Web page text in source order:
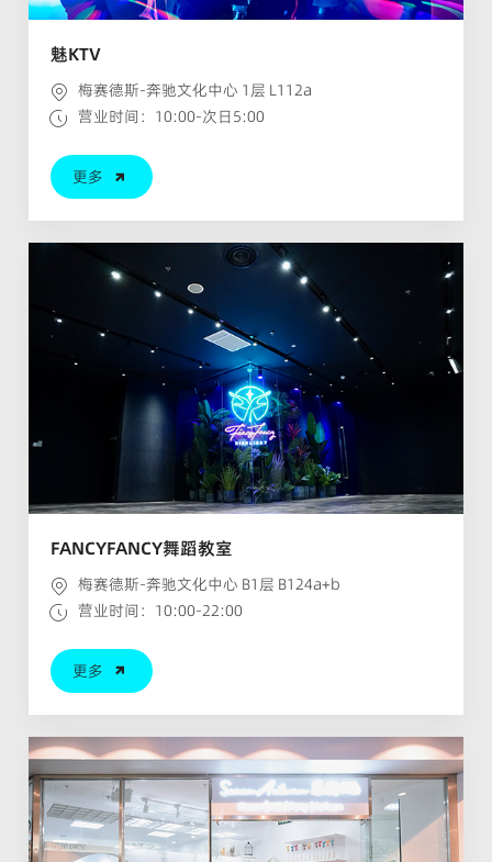
魅KTV
梅赛德斯-奔驰文化中心 1层 L112a
营业时间：10:00-次日5:00
更多
FANCYFANCY舞蹈教室
梅赛德斯-奔驰文化中心 B1层 B124a+b
营业时间：10:00-22:00
更多